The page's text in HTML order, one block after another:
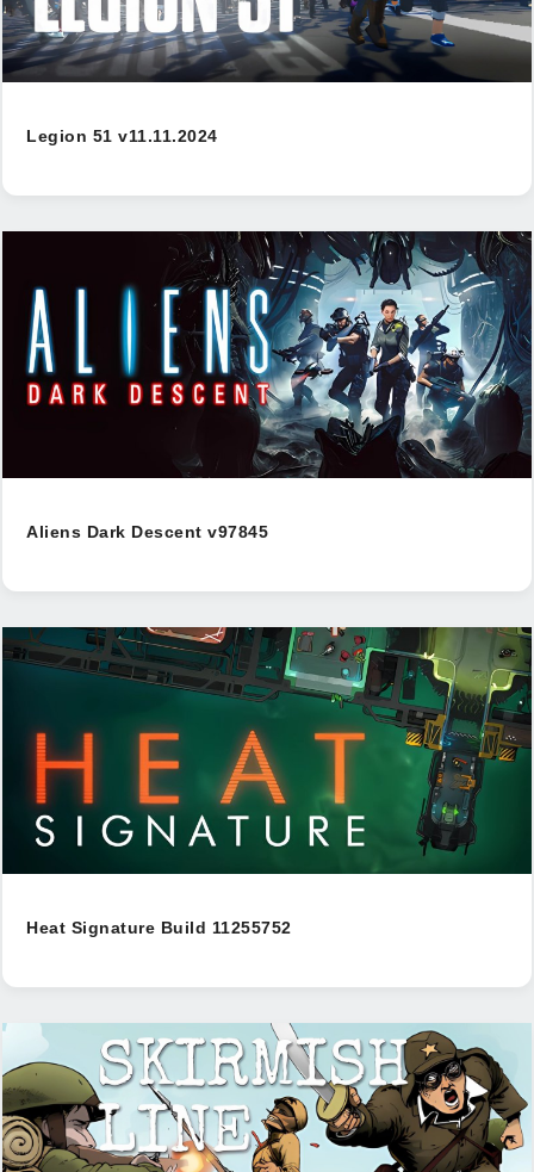
Legion 51 v11.11.2024
Aliens Dark Descent v97845
Heat Signature Build 11255752